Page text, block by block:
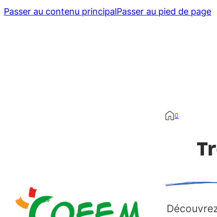
Passer au contenu principalPasser au pied de page